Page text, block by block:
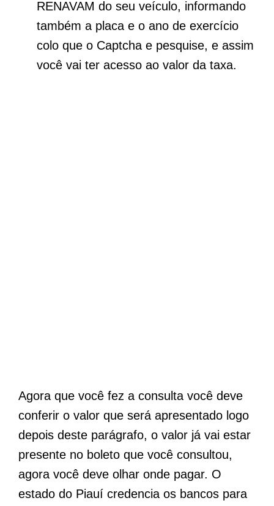
RENAVAM do seu veículo, informando
também a placa e o ano de exercício
colo que o Captcha e pesquise, e assim
você vai ter acesso ao valor da taxa.
Agora que você fez a consulta você deve
conferir o valor que será apresentado logo
depois deste parágrafo, o valor já vai estar
presente no boleto que você consultou,
agora você deve olhar onde pagar. O
estado do Piauí credencia os bancos para